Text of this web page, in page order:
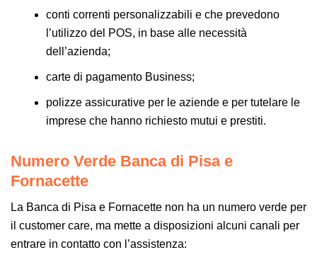
conti correnti personalizzabili e che prevedono
l’utilizzo del POS, in base alle necessità
dell’azienda;
carte di pagamento Business;
polizze assicurative per le aziende e per tutelare le
imprese che hanno richiesto mutui e prestiti.
Numero Verde Banca di Pisa e
Fornacette
La Banca di Pisa e Fornacette non ha un numero verde per
il customer care, ma mette a disposizioni alcuni canali per
entrare in contatto con l’assistenza: